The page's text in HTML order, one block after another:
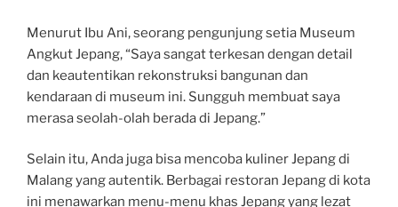
Menurut Ibu Ani, seorang pengunjung setia Museum
Angkut Jepang, “Saya sangat terkesan dengan detail
dan keautentikan rekonstruksi bangunan dan
kendaraan di museum ini. Sungguh membuat saya
merasa seolah-olah berada di Jepang.”
Selain itu, Anda juga bisa mencoba kuliner Jepang di
Malang yang autentik. Berbagai restoran Jepang di kota
ini menawarkan menu-menu khas Jepang yang lezat